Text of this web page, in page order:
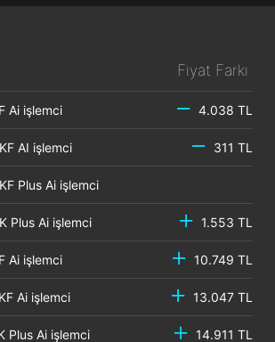
Fiyat Farkı
Ai işlemci 4.038 TL
AI işlemci 311 TL
Plus Ai işlemci
Plus Ai işlemci 1.553 TL
Ai işlemci 10.749 TL
Ai işlemci 13.047 TL
Plus Ai işlemci 14.911 TL